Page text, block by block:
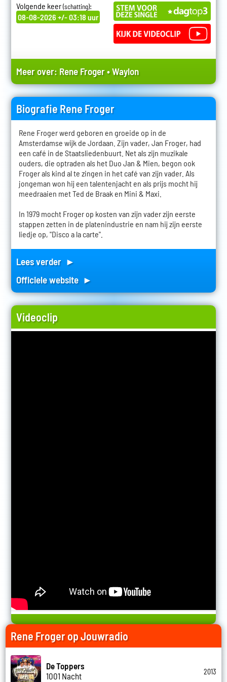
Volgende keer(schatting):
08-08-2026 +/- 03:18 uur
Meer over: Rene Froger•Waylon
Biografie Rene Froger
Rene Froger werd geboren en groeide op in de
Amsterdamse wijk de Jordaan. Zijn vader, Jan Froger, had
een café in de Staatsliedenbuurt. Net als zijn muzikale
ouders, die optraden als het Duo Jan & Mien, begon ook
Froger als kind al te zingen in het café van zijn vader. Als
jongeman won hij een talentenjacht en als prijs mocht hij
meedraaien met Ted de Braak en Mini & Maxi.
In 1979 mocht Froger op kosten van zijn vader zijn eerste
stappen zetten in de platenindustrie en nam hij zijn eerste
liedje op, "Disco a la carte".
Lees verder ►
Officiele website ►
Videoclip
Rene Froger op Jouwradio
De Toppers
1001 Nacht
2013